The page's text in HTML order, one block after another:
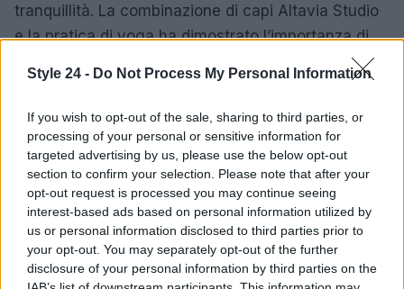
Style 24 - Do Not Process My Personal Information
If you wish to opt-out of the sale, sharing to third parties, or
processing of your personal or sensitive information for
targeted advertising by us, please use the below opt-out
section to confirm your selection. Please note that after your
opt-out request is processed you may continue seeing
interest-based ads based on personal information utilized by
us or personal information disclosed to third parties prior to
your opt-out. You may separately opt-out of the further
disclosure of your personal information by third parties on the
tranquillità. La combinazione di capi Altavia Studio
e la pratica di yoga ha dimostrato l’importanza di
scegliere abbigliamento che non solo si adatta al
corpo, ma anche allo stato d’animo.
AUTORE
Staff